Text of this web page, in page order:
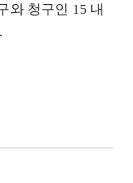
와 청구인 15 내